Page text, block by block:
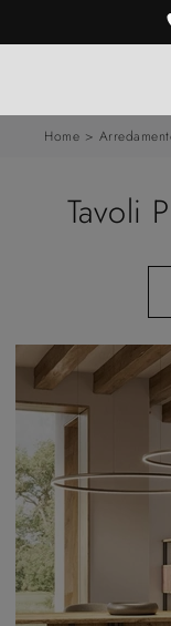
Home >
Tavoli